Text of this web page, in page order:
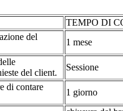
TEMPO DI
del
1 mese
del client.
Sessione
di contare
1 giorno